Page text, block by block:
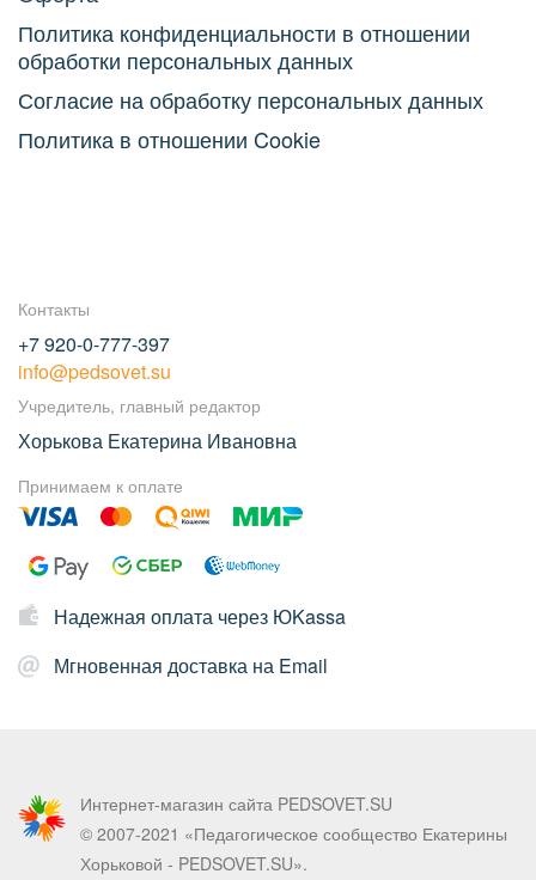
Политика конфиденциальности в отношении
обработки персональных данных
Согласие на обработку персональных данных
Политика в отношении Cookie
Контакты
+7 920-0-777-397
info@pedsovet.su
Учредитель, главный редактор
Хорькова Екатерина Ивановна
Принимаем к оплате
Надежная оплата через ЮKassa
Мгновенная доставка на Email
Интернет-магазин сайта PEDSOVET.SU
© 2007-2021 «Педагогическое сообщество Екатерины
Хорьковой - PEDSOVET.SU».